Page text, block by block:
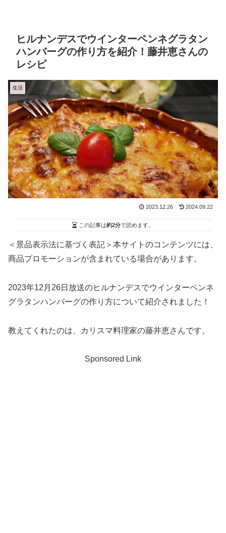
ヒルナンデスでウインターペンネグラタン
ハンバーグの作り方を紹介！藤井恵さんの
レシピ
生活
2023.12.26 2024.09.22
この記事は約2分で読めます。
＜景品表示法に基づく表記＞本サイトのコンテンツには、
商品プロモーションが含まれている場合があります。
2023年12月26日放送のヒルナンデスでウインターペンネ
グラタンハンバーグの作り方について紹介されました！
教えてくれたのは、カリスマ料理家の藤井恵さんです。
Sponsored Link